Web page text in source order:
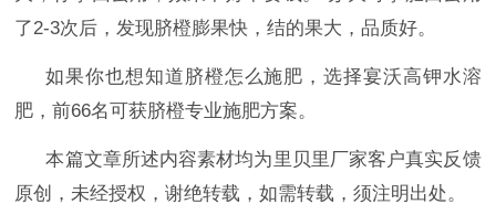
了2-3次后，发现脐橙膨果快，结的果大，品质好。
如果你也想知道脐橙怎么施肥 ，选择宴沃高钾水溶
肥，前66名可获脐橙专业施肥方案。
本篇文章所述内容素材均为里贝里厂家客户真实反馈
原创，未经授权，谢绝转载，如需转载，须注明出处。